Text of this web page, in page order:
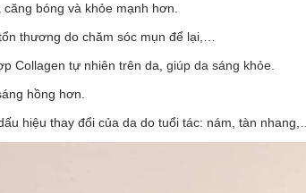
bóng và khỏe mạnh hơn.
thương do chăm sóc mụn để lại,…
Collagen tự nhiên trên da, giúp da sáng khỏe
hồng hơn.
hiệu thay đổi của da do tuổi tác: nám, tàn nhang,…